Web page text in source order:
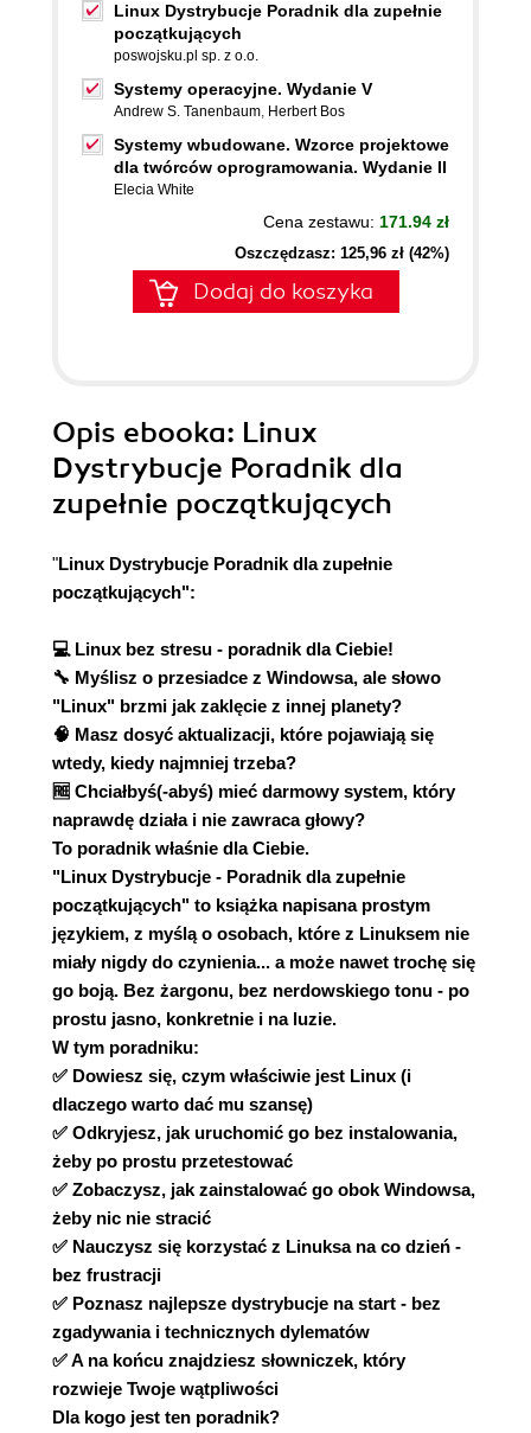
Linux Dystrybucje Poradnik dla zupełnie
początkujących
poswojsku.pl sp. z o.o.
Systemy operacyjne. Wydanie V
Andrew S. Tanenbaum, Herbert Bos
Systemy wbudowane. Wzorce projektowe
dla twórców oprogramowania. Wydanie II
Elecia White
Cena zestawu: 171.94 zł
Oszczędzasz: 125,96 zł (42%)
Dodaj do koszyka
Opis ebooka: Linux
Dystrybucje Poradnik dla
zupełnie początkujących
"Linux Dystrybucje Poradnik dla zupełnie
początkujących":
💻 Linux bez stresu - poradnik dla Ciebie!
🔧 Myślisz o przesiadce z Windowsa, ale słowo
"Linux" brzmi jak zaklęcie z innej planety?
🧠 Masz dosyć aktualizacji, które pojawiają się
wtedy, kiedy najmniej trzeba?
🆓 Chciałbyś(-abyś) mieć darmowy system, który
naprawdę działa i nie zawraca głowy?
To poradnik właśnie dla Ciebie.
"Linux Dystrybucje - Poradnik dla zupełnie
początkujących" to książka napisana prostym
językiem, z myślą o osobach, które z Linuksem nie
miały nigdy do czynienia... a może nawet trochę się
go boją. Bez żargonu, bez nerdowskiego tonu - po
prostu jasno, konkretnie i na luzie.
W tym poradniku:
✅ Dowiesz się, czym właściwie jest Linux (i
dlaczego warto dać mu szansę)
✅ Odkryjesz, jak uruchomić go bez instalowania,
żeby po prostu przetestować
✅ Zobaczysz, jak zainstalować go obok Windowsa,
żeby nic nie stracić
✅ Nauczysz się korzystać z Linuksa na co dzień -
bez frustracji
✅ Poznasz najlepsze dystrybucje na start - bez
zgadywania i technicznych dylematów
✅ A na końcu znajdziesz słowniczek, który
rozwieje Twoje wątpliwości
Dla kogo jest ten poradnik?